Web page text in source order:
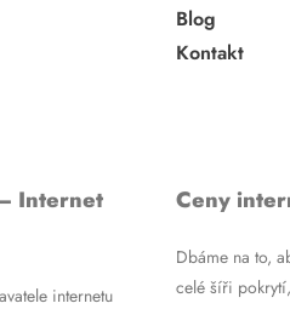
Blog
Kontakt
Internet
internetu
Ceny
Dbáme na to,
celé šíři